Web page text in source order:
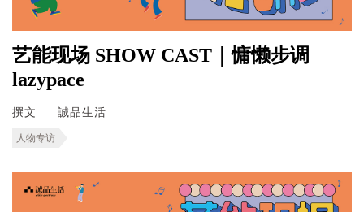
艺能现场 SHOW CAST｜慵懒步调
lazypace
撰文 誠品生活
人物专访